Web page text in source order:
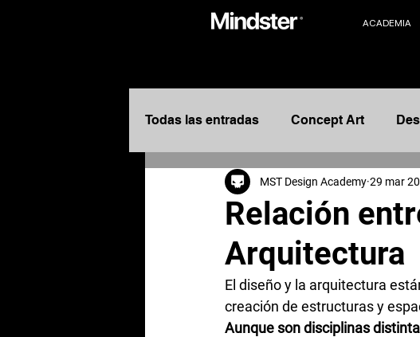
ACADEMIA
Todas las entradas Concept Art
Entretenimiento Design
Diseñadores de Entretenimiento
Concept Designers Storytelling
Relación
Arquitectura
MST Design Academy 29 mar
El diseño y la arquitectura
creación de estructuras y
Aunque son disciplinas